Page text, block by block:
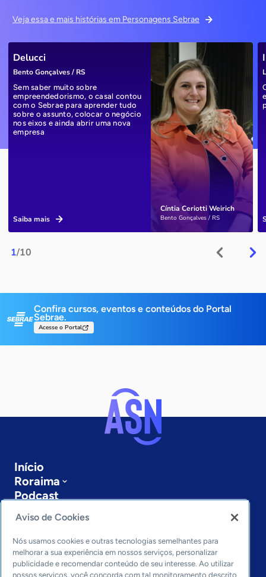
Veja essa e mais histórias em Personagens Sebrae
1/10
Cíntia Ceriotti Weirich
Bento Gonçalves / RS
Delucci
Bento Gonçalves / RS
Sem saber muito sobre
empreendedorismo, o casal contou
com o Sebrae para aprender tudo
sobre o assunto, colocar o negócio
nos eixos e ainda abrir uma nova
empresa
Saiba mais
Confira cursos, eventos e conteúdos do Portal
Sebrae.
Acesse o Portal
Início
Roraima
Podcast
Sobre a ASN
Últimas notícias
Entre em contato
Editorias
Aviso de Cookies
Nós usamos cookies e outras tecnologias semelhantes para
melhorar a sua experiência em nossos serviços, personalizar
publicidade e recomendar conteúdo de seu interesse. Ao utilizar
nossos serviços, você concorda com tal monitoramento descrito